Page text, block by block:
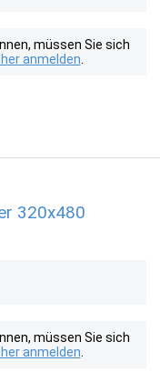
müssen Sie sich
anmelden
320x480
müssen Sie sich
anmelden